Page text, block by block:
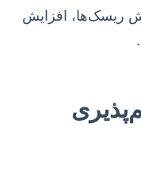
ریسک‌ها، افزایش